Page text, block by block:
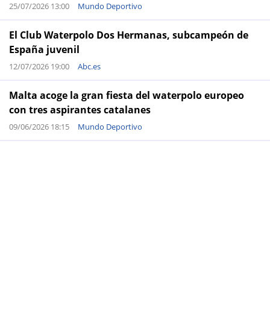
25/07/2026 13:00 Mundo Deportivo
El Club Waterpolo Dos Hermanas, subcampeón de
España juvenil
12/07/2026 19:00 Abc.es
Malta acoge la gran fiesta del waterpolo europeo
con tres aspirantes catalanes
09/06/2026 18:15 Mundo Deportivo